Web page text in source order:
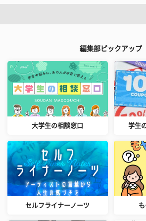
編集部ピックアップ
大学生の相談窓口 学生
セルフライナーノーツ